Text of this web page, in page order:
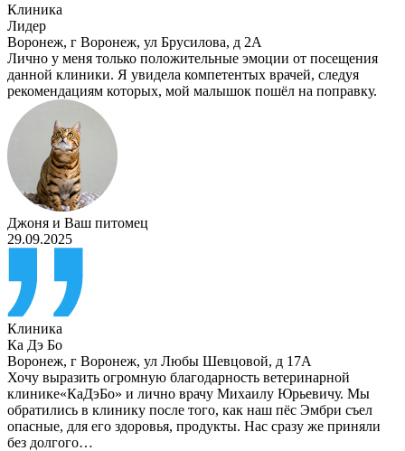
Клиника
Лидер
Воронеж, г Воронеж, ул Брусилова, д 2А
Лично у меня только положительные эмоции от посещения
данной клиники. Я увидела компетентых врачей, следуя
рекомендациям которых, мой малышок пошёл на поправку.
Джоня и Ваш питомец
29.09.2025
Клиника
Ка Дэ Бо
Воронеж, г Воронеж, ул Любы Шевцовой, д 17А
Хочу выразить огромную благодарность ветеринарной
клинике«КаДэБо» и лично врачу Михаилу Юрьевичу. Мы
обратились в клинику после того, как наш пёс Эмбри съел
опасные, для его здоровья, продукты. Нас сразу же приняли
без долгого…